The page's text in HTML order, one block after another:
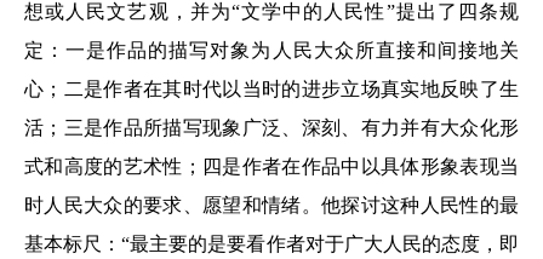
想或人民文艺观，并为“文学中的人民性”提出了四条规
定：一是作品的描写对象为人民大众所直接和间接地关
心；二是作者在其时代以当时的进步立场真实地反映了生
活；三是作品所描写现象广泛、深刻、有力并有大众化形
式和高度的艺术性；四是作者在作品中以具体形象表现当
时人民大众的要求、愿望和情绪。他探讨这种人民性的最
基本标尺：“最主要的是要看作者对于广大人民的态度，即